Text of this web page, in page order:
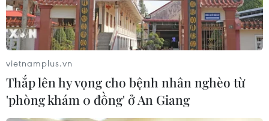
vietnamplus.vn
Thắp lên hy vọng cho bệnh nhân nghèo từ
'phòng khám 0 đồng' ở An Giang